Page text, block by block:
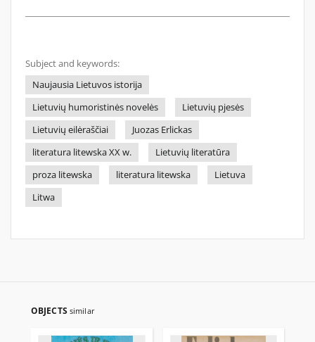
Subject and keywords:
Naujausia Lietuvos istorija
Lietuvių humoristinės novelės
Lietuvių pjesės
Lietuvių eilėraščiai
Juozas Erlickas
literatura litewska XX w.
Lietuvių literatūra
proza litewska
literatura litewska
Lietuva
Litwa
OBJECTS similar